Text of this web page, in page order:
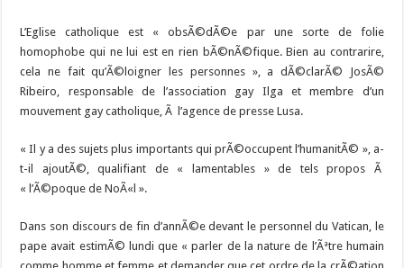
L’Eglise catholique est « obsÃ©dÃ©e par une sorte de folie
homophobe qui ne lui est en rien bÃ©nÃ©fique. Bien au contrarire,
cela ne fait qu’Ã©loigner les personnes », a dÃ©clarÃ© JosÃ©
Ribeiro, responsable de l’association gay Ilga et membre d’un
mouvement gay catholique, Ã l’agence de presse Lusa.
« Il y a des sujets plus importants qui prÃ©occupent l’humanitÃ© », a-
t-il ajoutÃ©, qualifiant de « lamentables » de tels propos Ã
« l’Ã©poque de NoÃ«l ».
Dans son discours de fin d’annÃ©e devant le personnel du Vatican, le
pape avait estimÃ© lundi que « parler de la nature de l’Ãªtre humain